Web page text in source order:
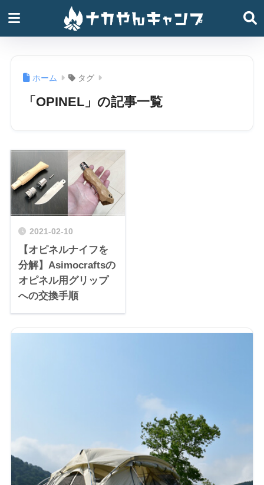
ホーム タグ
「OPINEL」の記事一覧
2021-02-10
【オピネルナイフを
分解】Asimocraftsの
オピネル用グリップ
への交換手順